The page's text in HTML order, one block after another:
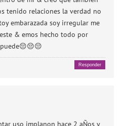
tenido relaciones la verdad no
embarazada soy irregular me
& emos hecho todo por
Responder
uso implanon hace 2 aÑos y